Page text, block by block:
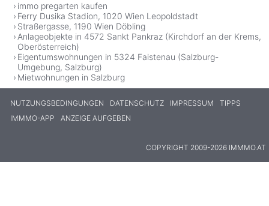
immo pregarten kaufen
Ferry Dusika Stadion, 1020 Wien Leopoldstadt
Straßergasse, 1190 Wien Döbling
Anlageobjekte in 4572 Sankt Pankraz (Kirchdorf an der Krems,
Oberösterreich)
Eigentumswohnungen in 5324 Faistenau (Salzburg-
Umgebung, Salzburg)
Mietwohnungen in Salzburg
NUTZUNGSBEDINGUNGEN DATENSCHUTZ IMPRESSUM
TIPPS
IMMMO-APP
ANZEIGE AUFGEBEN
COPYRIGHT 2009-2026 IMMMO.AT